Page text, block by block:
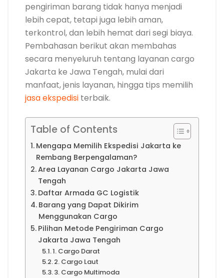
pengiriman barang tidak hanya menjadi
lebih cepat, tetapi juga lebih aman,
terkontrol, dan lebih hemat dari segi biaya.
Pembahasan berikut akan membahas
secara menyeluruh tentang layanan cargo
Jakarta ke Jawa Tengah, mulai dari
manfaat, jenis layanan, hingga tips memilih
jasa ekspedisi terbaik.
Table of Contents
Mengapa Memilih Ekspedisi Jakarta ke
Rembang Berpengalaman?
Area Layanan Cargo Jakarta Jawa
Tengah
Daftar Armada GC Logistik
Barang yang Dapat Dikirim
Menggunakan Cargo
Pilihan Metode Pengiriman Cargo
Jakarta Jawa Tengah
1. Cargo Darat
2. Cargo Laut
3. Cargo Multimoda